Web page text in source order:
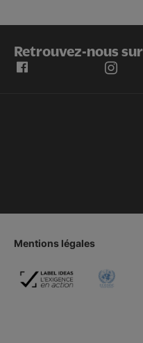
Retrouvez-nous sur
Mentions légales